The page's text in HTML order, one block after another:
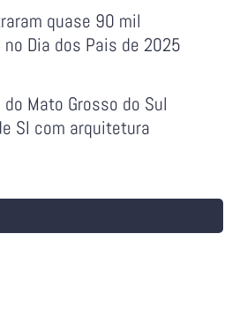
quase 90 mil
Dia dos Pais de 2025
Mato Grosso do Sul
SI com arquitetura